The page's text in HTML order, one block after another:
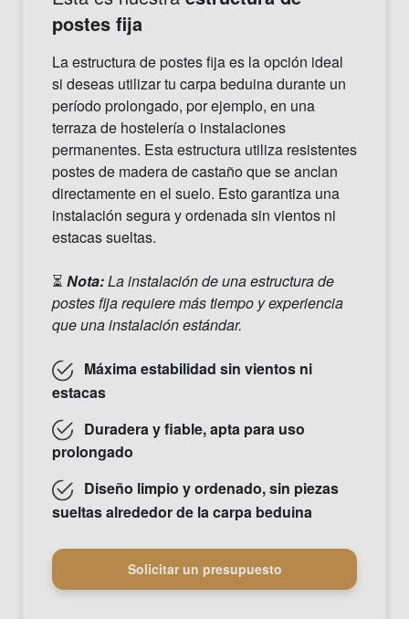
postes fija
La estructura de postes fija es la opción ideal
si deseas utilizar tu carpa beduina durante un
período prolongado, por ejemplo, en una
terraza de hostelería o instalaciones
permanentes. Esta estructura utiliza resistentes
postes de madera de castaño que se anclan
directamente en el suelo. Esto garantiza una
instalación segura y ordenada sin vientos ni
estacas sueltas.
⏳ Nota:La instalación de una estructura de
postes fija requiere más tiempo y experiencia
que una instalación estándar.
Máxima estabilidad sin vientos ni
estacas
Duradera y fiable, apta para uso
prolongado
Diseño limpio y ordenado, sin piezas
sueltas alrededor de la carpa beduina
Solicitar un presupuesto